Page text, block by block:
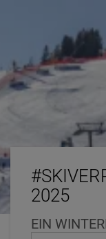
2025
EIN